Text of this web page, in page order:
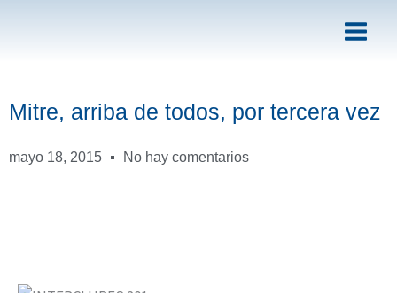
Mitre, arriba de todos, por tercera vez
mayo 18, 2015 No hay comentarios